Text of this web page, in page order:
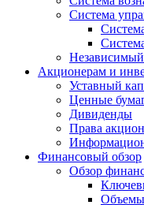
Система
Независимый
Акционерам и
Уставный
Ценные
Дивиденды
Права
Финансовый обзор
Обзор